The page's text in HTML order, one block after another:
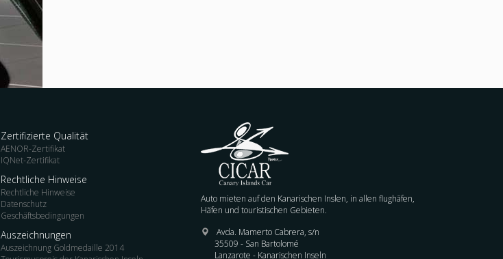
Zertifizierte Qualität
AENOR-Zertifikat
IQNet-Zertifikat
Rechtliche Hinweise
Rechtliche Hinweise
Datenschutz
Geschäftsbedingungen
Auszeichnungen
Auszeichnung Goldmedaille 2014
Auto mieten auf den Kanarischen Inslen, in allen flughäfen,
Häfen und touristischen Gebieten.
Avda. Mamerto Cabrera, s/n
35509 - San Bartolomé
Lanzarote - Kanarischen Inseln